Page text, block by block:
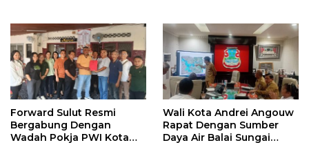
Pramuka
Forward Sulut Resmi
Bergabung Dengan
Wadah Pokja PWI Kota
Wali Kota Andrei Angouw
Rapat Dengan Sumber
Daya Air Balai Sungai